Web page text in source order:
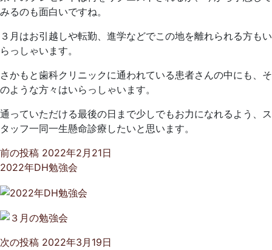
みるのも面白いですね。
３月はお引越しや転勤、進学などでこの地を離れられる方もい
らっしゃいます。
さかもと歯科クリニックに通われている患者さんの中にも、そ
のような方々はいらっしゃいます。
通っていただける最後の日まで少しでもお力になれるよう、ス
タッフ一同一生懸命診療したいと思います。
前の投稿 2022年2月21日
2022年DH勉強会
次の投稿 2022年3月19日